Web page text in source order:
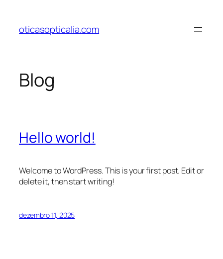
oticasopticalia.com
Blog
Hello world!
Welcome to WordPress. This is your first post. Edit or
delete it, then start writing!
dezembro 11, 2025